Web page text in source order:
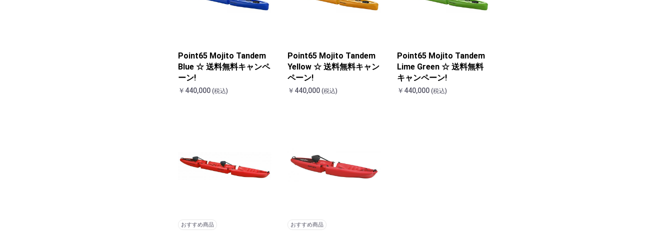
Point65 Mojito Tandem
Blue ☆ 送料無料キャンペ
ーン!
￥440,000 (税込)
Point65 Mojito Tandem
Yellow ☆ 送料無料キャン
ペーン!
￥440,000(税込)
Point65 Mojito Tandem
Lime Green ☆ 送料無料
キャンペーン!
￥440,000(税込)
おすすめ商品 おすすめ商品
お買い物を続ける カートへ進む